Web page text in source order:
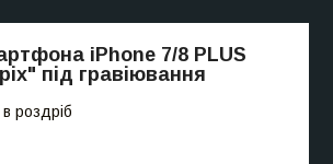
iPhone 7/8 PLUS
під гравіювання
роздріб